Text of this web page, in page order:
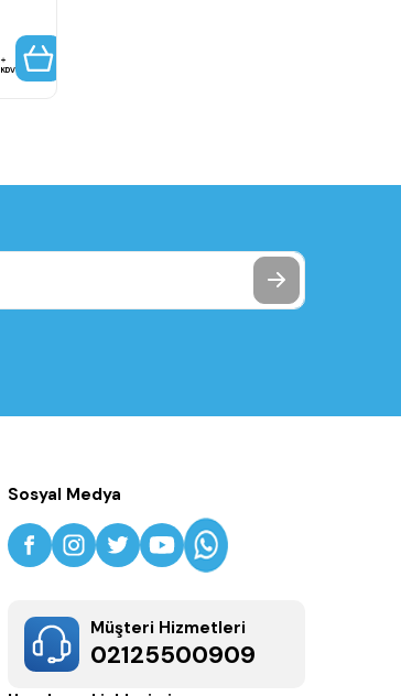
KDV
Sosyal Medya
Müşteri Hizmetleri
02125500909